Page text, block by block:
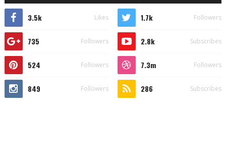
3.5k Likes 1.7k Followers
735 Followers 2.8k Subscribes
524 Followers 7.3m Followers
849 Followers 286 Subscribes